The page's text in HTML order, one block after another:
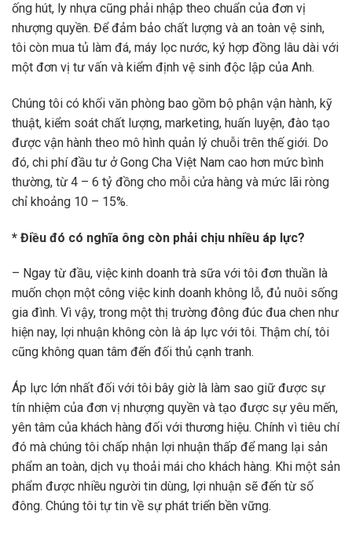
ống hút, ly nhựa cũng phải nhập theo chuẩn của đơn vị
nhượng quyền. Để đảm bảo chất lượng và an toàn vệ sinh,
tôi còn mua tủ làm đá, máy lọc nước, ký hợp đồng lâu dài với
một đơn vị tư vấn và kiểm định vệ sinh độc lập của Anh.
Chúng tôi có khối văn phòng bao gồm bộ phận vận hành, kỹ
thuật, kiểm soát chất lượng, marketing, huấn luyện, đào tạo
được vận hành theo mô hình quản lý chuỗi trên thế giới. Do
đó, chi phí đầu tư ở Gong Cha Việt Nam cao hơn mức bình
thường, từ 4 – 6 tỷ đồng cho mỗi cửa hàng và mức lãi ròng
chỉ khoảng 10 – 15%.
* Điều đó có nghĩa ông còn phải chịu nhiều áp lực?
– Ngay từ đầu, việc kinh doanh trà sữa với tôi đơn thuần là
muốn chọn một công việc kinh doanh không lỗ, đủ nuôi sống
gia đình. Vì vậy, trong một thị trường đông đúc đua chen như
hiện nay, lợi nhuận không còn là áp lực với tôi. Thậm chí, tôi
cũng không quan tâm đến đối thủ cạnh tranh.
Áp lực lớn nhất đối với tôi bây giờ là làm sao giữ được sự
tín nhiệm của đơn vị nhượng quyền và tạo được sự yêu mến,
yên tâm của khách hàng đối với thương hiệu. Chính vì tiêu chí
đó mà chúng tôi chấp nhận lợi nhuận thấp để mang lại sản
phẩm an toàn, dịch vụ thoải mái cho khách hàng. Khi một sản
phẩm được nhiều người tin dùng, lợi nhuận sẽ đến từ số
đông. Chúng tôi tự tin về sự phát triển bền vững.